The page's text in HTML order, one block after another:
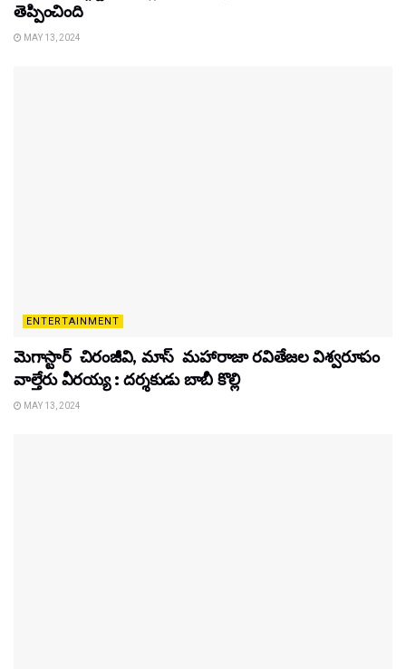
తెప్పించింది
MAY 13, 2024
ENTERTAINMENT
మెగాస్టార్ చిరంజీవి, మాస్ మహారాజా రవితేజల విశ్వరూపం
వాల్తేరు వీరయ్య : దర్శకుడు బాబీ కొల్లి
MAY 13, 2024